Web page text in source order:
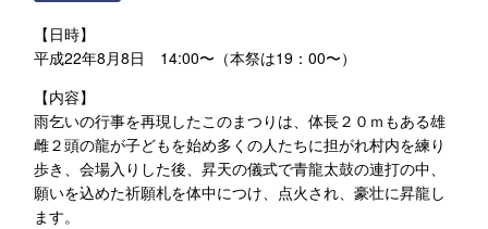
【日時】
平成22年8月8日 14:00〜（本祭は19：00〜）
【内容】
雨乞いの行事を再現したこのまつりは、体長２０ｍもある雄
雌２頭の龍が子どもを始め多くの人たちに担がれ村内を練り
歩き、会場入りした後、昇天の儀式で青龍太鼓の連打の中、
願いを込めた祈願札を体中につけ、点火され、豪壮に昇龍し
ます。